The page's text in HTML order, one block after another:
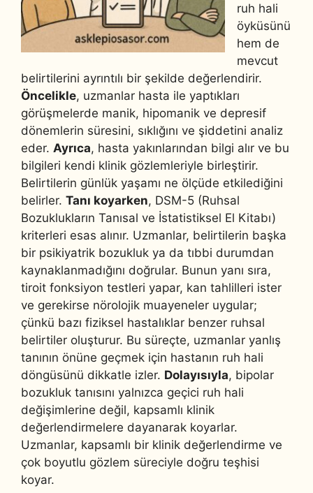
ruh hali
öyküsünü
hem de
mevcut
belirtilerini ayrıntılı bir şekilde değerlendirir.
Öncelikle, uzmanlar hasta ile yaptıkları
görüşmelerde manik, hipomanik ve depresif
dönemlerin süresini, sıklığını ve şiddetini analiz
eder. Ayrıca, hasta yakınlarından bilgi alır ve bu
bilgileri kendi klinik gözlemleriyle birleştirir.
Belirtilerin günlük yaşamı ne ölçüde etkilediğini
belirler. Tanı koyarken, DSM-5 (Ruhsal
Bozuklukların Tanısal ve İstatistiksel El Kitabı)
kriterleri esas alınır. Uzmanlar, belirtilerin başka
bir psikiyatrik bozukluk ya da tıbbi durumdan
kaynaklanmadığını doğrular. Bunun yanı sıra,
tiroit fonksiyon testleri yapar, kan tahlilleri ister
ve gerekirse nörolojik muayeneler uygular;
çünkü bazı fiziksel hastalıklar benzer ruhsal
belirtiler oluşturur. Bu süreçte, uzmanlar yanlış
tanının önüne geçmek için hastanın ruh hali
döngüsünü dikkatle izler. Dolayısıyla, bipolar
bozukluk tanısını yalnızca geçici ruh hali
değişimlerine değil, kapsamlı klinik
değerlendirmelere dayanarak koyarlar.
Uzmanlar, kapsamlı bir klinik değerlendirme ve
çok boyutlu gözlem süreciyle doğru teşhisi
koyar.